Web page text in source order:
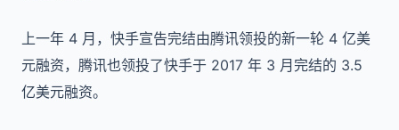
上一年 4 月，快手宣告完结由腾讯领投的新一轮 4 亿美
元融资，腾讯也领投了快手于 2017 年 3 月完结的 3.5
亿美元融资。